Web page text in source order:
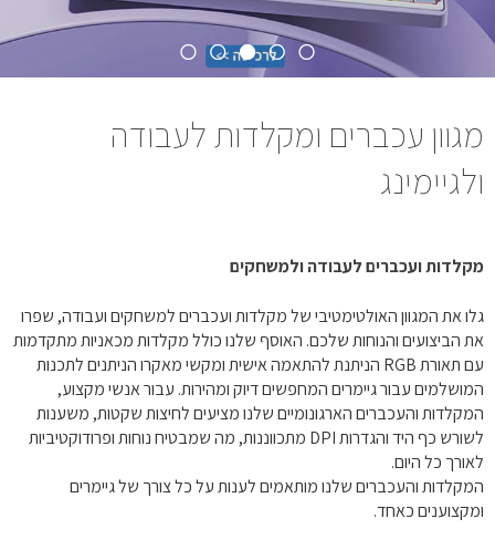
מגוון עכברים ומקלדות לעבודה
ולגיימינג
מקלדות ועכברים לעבודה ולמשחקים
גלו את המגוון האולטימטיבי של מקלדות ועכברים למשחקים ועבודה, שפרו
את הביצועים והנוחות שלכם. האוסף שלנו כולל מקלדות מכאניות מתקדמות
עם תאורת RGB הניתנת להתאמה אישית ומקשי מאקרו הניתנים לתכנות
המושלמים עבור גיימרים המחפשים דיוק ומהירות. עבור אנשי מקצוע,
המקלדות והעכברים הארגונומיים שלנו מציעים לחיצות שקטות, משענות
לשורש כף היד והגדרות DPI מתכווננות, מה שמבטיח נוחות ופרודוקטיביות
לאורך כל היום.
המקלדות והעכברים שלנו מותאמים לענות על כל צורך של גיימרים
ומקצוענים כאחד.